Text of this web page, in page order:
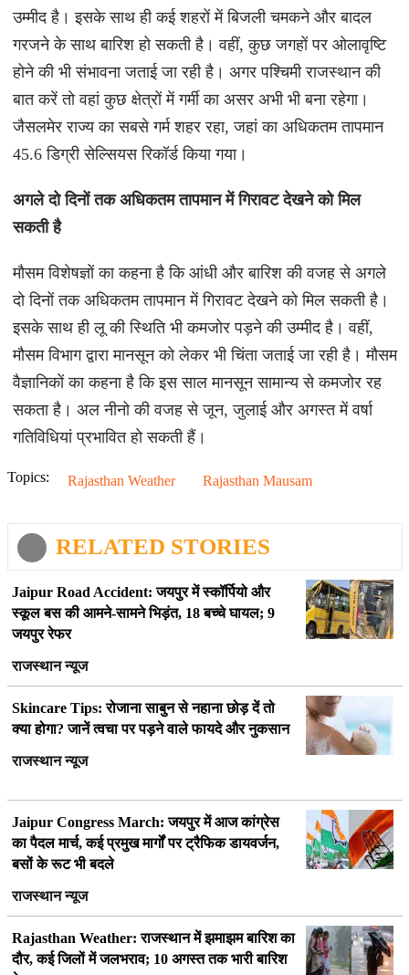
उम्मीद है। इसके साथ ही कई शहरों में बिजली चमकने और बादल
गरजने के साथ बारिश हो सकती है। वहीं, कुछ जगहों पर ओलावृष्टि
होने की भी संभावना जताई जा रही है। अगर पश्चिमी राजस्थान की
बात करें तो वहां कुछ क्षेत्रों में गर्मी का असर अभी भी बना रहेगा।
जैसलमेर राज्य का सबसे गर्म शहर रहा, जहां का अधिकतम तापमान
45.6 डिग्री सेल्सियस रिकॉर्ड किया गया।
अगले दो दिनों तक अधिकतम तापमान में गिरावट देखने को मिल
सकती है
मौसम विशेषज्ञों का कहना है कि आंधी और बारिश की वजह से अगले
दो दिनों तक अधिकतम तापमान में गिरावट देखने को मिल सकती है।
इसके साथ ही लू की स्थिति भी कमजोर पड़ने की उम्मीद है। वहीं,
मौसम विभाग द्वारा मानसून को लेकर भी चिंता जताई जा रही है। मौसम
वैज्ञानिकों का कहना है कि इस साल मानसून सामान्य से कमजोर रह
सकता है। अल नीनो की वजह से जून, जुलाई और अगस्त में वर्षा
गतिविधियां प्रभावित हो सकती हैं।
Topics: Rajasthan Weather Rajasthan Mausam
RELATED STORIES
Jaipur Road Accident: जयपुर में स्कॉर्पियो और
स्कूल बस की आमने-सामने भिड़ंत, 18 बच्चे घायल; 9
जयपुर रेफर
राजस्थान न्यूज
Skincare Tips: रोजाना साबुन से नहाना छोड़ दें तो
क्या होगा? जानें त्वचा पर पड़ने वाले फायदे और नुकसान
राजस्थान न्यूज
Jaipur Congress March: जयपुर में आज कांग्रेस
का पैदल मार्च, कई प्रमुख मार्गों पर ट्रैफिक डायवर्जन,
बसों के रूट भी बदले
राजस्थान न्यूज
Rajasthan Weather: राजस्थान में झमाझम बारिश का
दौर, कई जिलों में जलभराव; 10 अगस्त तक भारी बारिश